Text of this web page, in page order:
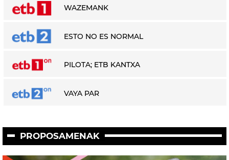
WAZEMANK
ESTO NO ES NORMAL
PILOTA; ETB KANTXA
VAYA PAR
PROPOSAMENAK